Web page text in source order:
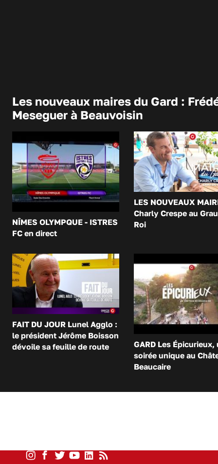
Les nouveaux maires du Gard :
Meseguer à Beauvoisin
NÎMES OLYMPQUE - ISTRES
FC en direct
LES NOUVEAUX
Charly Crespe au
Roi
FAIT DU JOUR Lunel Agglo :
le président Jérôme Boisson
dévoile sa feuille de route
GARD Les Épicurieux,
soirée unique au
Beaucaire